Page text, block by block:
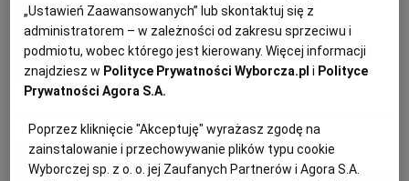
PRZEKĄSKI
DOMOWE PRZETWORY
SOST, DIPY I INNE DODATKI
KUCHNIA POLSKA
KUCHNIA MEKSYKAŃSKA
KUCHNIA INDYJSKA
ELBLĄG
GORZÓW WIELKOPOLSKI
ALE HISTORIA
WYBORCZA TV I VOD
TYLKO ZDROWIE
WYSOKIE OBCASY
JUTRONAUCI
Tadeusz Pióro, Marek Bieńczyk
Pióro i Bieńczyk: dania z królika
BIEŃCZYK KRÓLIK PIÓRO
MATERIAŁ PROMOCYJNY
„Ustawień Zaawansowanych” lub skontaktuj się z
administratorem – w zależności od zakresu sprzeciwu i
podmiotu, wobec którego jest kierowany. Więcej informacji
znajdziesz w Polityce Prywatności Wyborcza.pl i Polityce
Prywatności Agora S.A.
Poprzez kliknięcie "Akceptuję" wyrażasz zgodę na
zainstalowanie i przechowywanie plików typu cookie
Wyborczej sp. z o. o. jej Zaufanych Partnerów i Agora S.A.